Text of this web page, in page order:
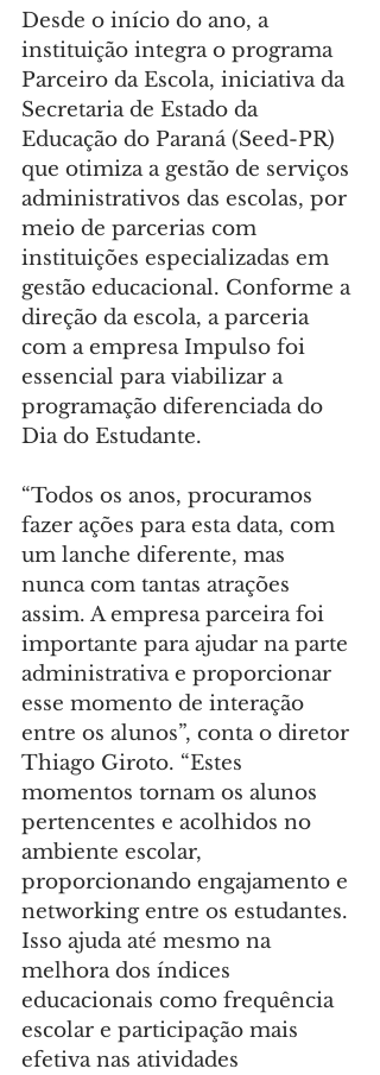
Desde o início do ano, a
instituição integra o programa
Parceiro da Escola, iniciativa da
Secretaria de Estado da
Educação do Paraná (Seed-PR)
que otimiza a gestão de serviços
administrativos das escolas, por
meio de parcerias com
instituições especializadas em
gestão educacional. Conforme a
direção da escola, a parceria
com a empresa Impulso foi
essencial para viabilizar a
programação diferenciada do
Dia do Estudante.
“Todos os anos, procuramos
fazer ações para esta data, com
um lanche diferente, mas
nunca com tantas atrações
assim. A empresa parceira foi
importante para ajudar na parte
administrativa e proporcionar
esse momento de interação
entre os alunos”, conta o diretor
Thiago Giroto. “Estes
momentos tornam os alunos
pertencentes e acolhidos no
ambiente escolar,
proporcionando engajamento e
networking entre os estudantes.
Isso ajuda até mesmo na
melhora dos índices
educacionais como frequência
escolar e participação mais
efetiva nas atividades